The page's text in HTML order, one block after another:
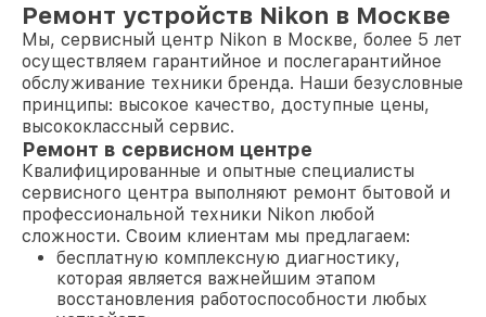
Ремонт устройств Nikon в Москве
Мы, сервисный центр Nikon в Москве, более 5 лет
осуществляем гарантийное и послегарантийное
обслуживание техники бренда. Наши безусловные
принципы: высокое качество, доступные цены,
высококлассный сервис.
Ремонт в сервисном центре
Квалифицированные и опытные специалисты
сервисного центра выполняют ремонт бытовой и
профессиональной техники Nikon любой
сложности. Своим клиентам мы предлагаем:
бесплатную комплексную диагностику,
которая является важнейшим этапом
восстановления работоспособности любых